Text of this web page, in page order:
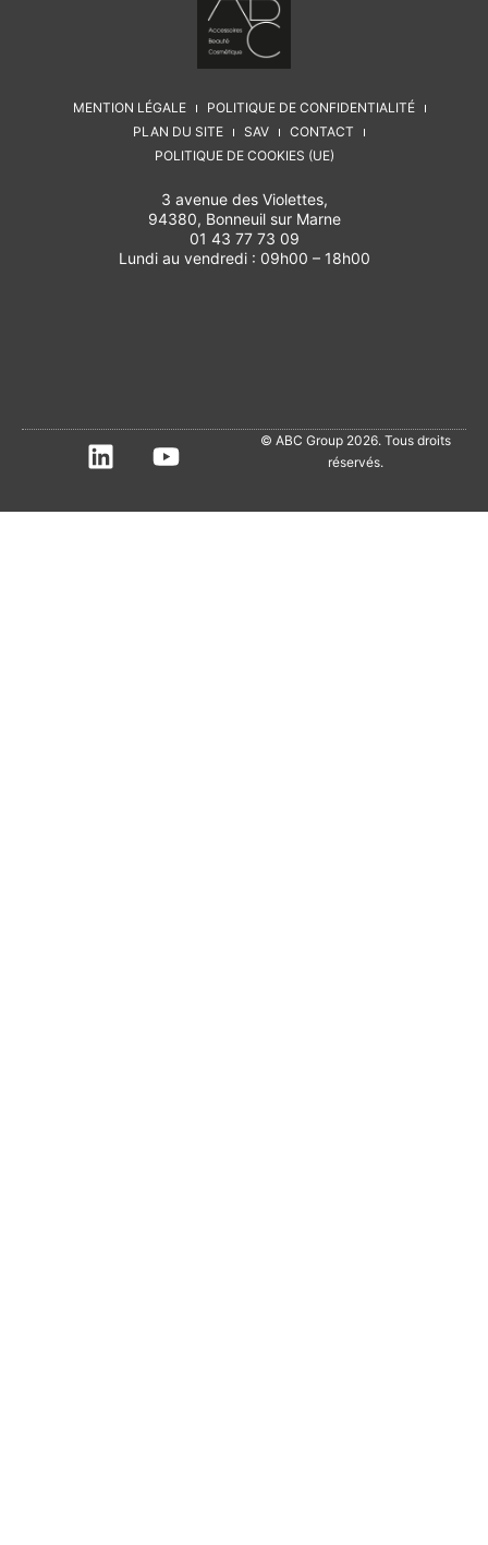
MENTION LÉGALE
POLITIQUE DE CONFIDENTIALITÉ
PLAN DU SITE
SAV
CONTACT
POLITIQUE DE COOKIES (UE)
3 avenue des Violettes,
94380, Bonneuil sur Marne
01 43 77 73 09
Lundi au vendredi : 09h00 – 18h00
© ABC Group 2026. Tous droits
réservés.